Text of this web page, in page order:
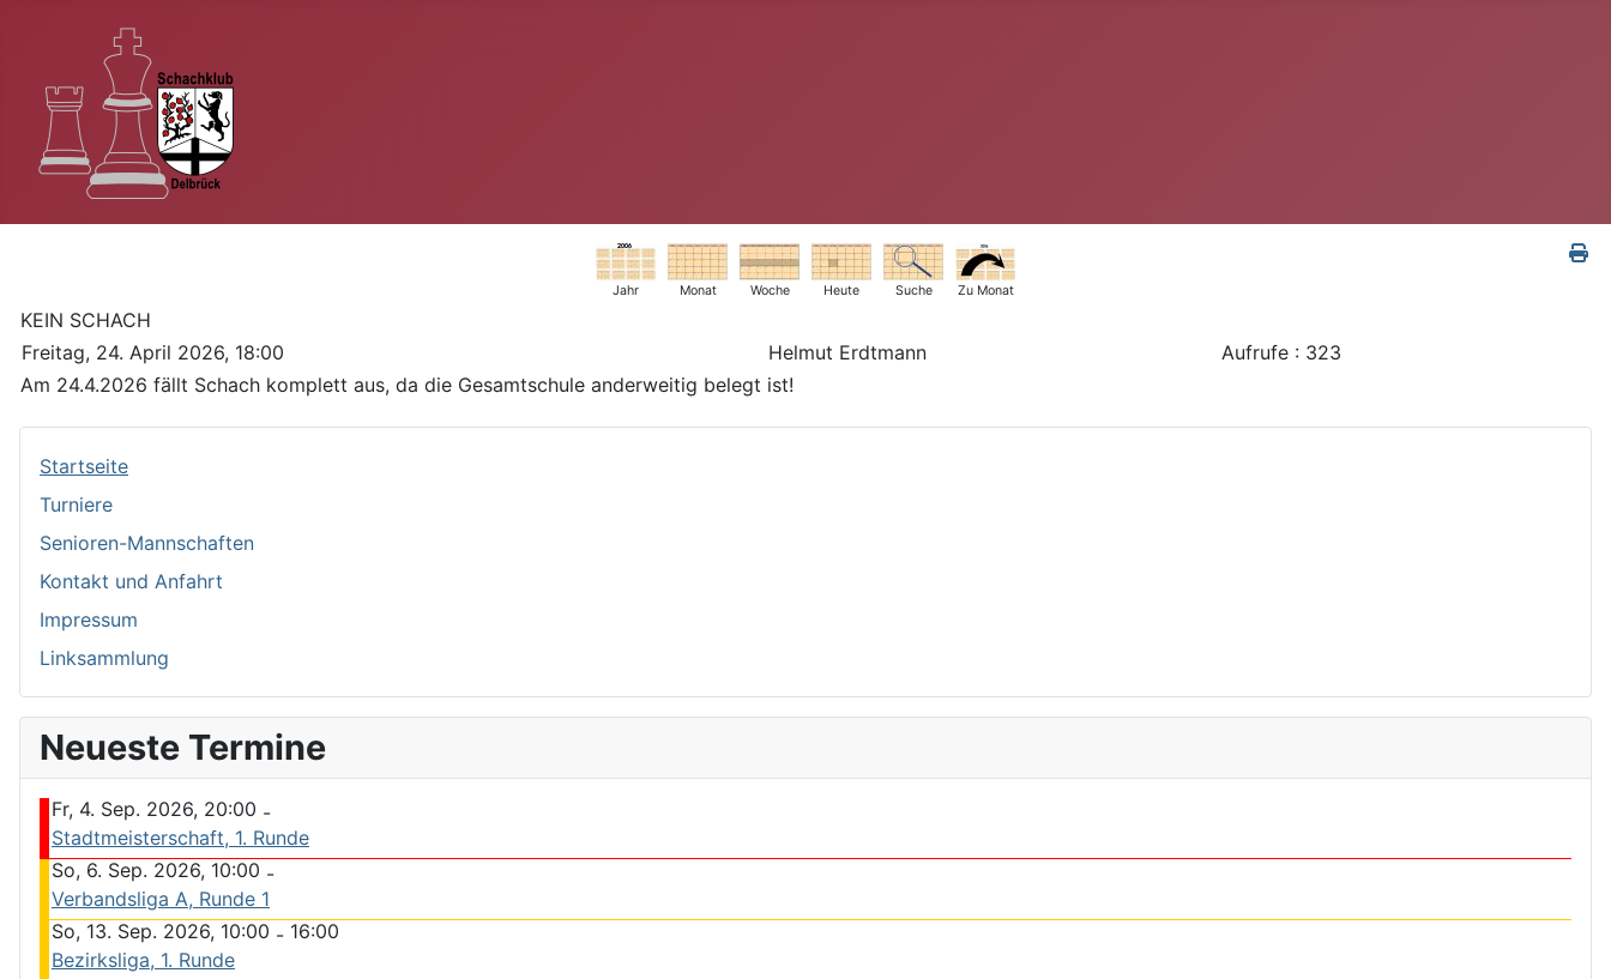
Startseite
Turniere
Senioren-Mannschaften
Kontakt und Anfahrt
Impressum
Linksammlung
Neueste Termine
Fr, 4. Sep. 2026, 20:00 -
Stadtmeisterschaft, 1. Runde
So, 6. Sep. 2026, 10:00 -
Verbandsliga A, Runde 1
So, 13. Sep. 2026, 10:00 - 16:00
Bezirksliga, 1. Runde
Jahr Monat Woche Heute Suche Zu Monat
KEIN SCHACH
Freitag, 24. April 2026, 18:00
Helmut Erdtmann Aufrufe : 323
Am 24.4.2026 fällt Schach komplett aus, da die Gesamtschule anderweitig belegt ist!